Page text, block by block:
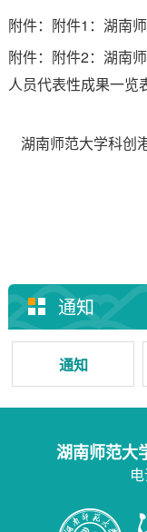
附件：附件1：湖南
附件：附件2：湖南
人员代表性成果一览
湖南师范大学科创
通知
通知
湖南师范大